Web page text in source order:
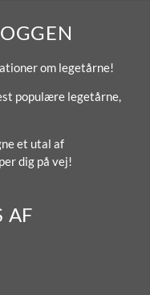
om legetårne!
populære legetårne,
et utal af
dig på vej!
AF